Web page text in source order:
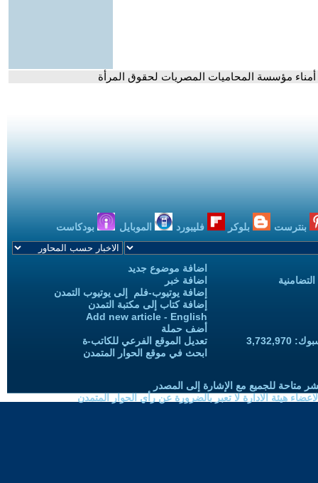
مؤسسة المحاميات المصريات لحقوق المرأة
بنترست بلوكر فليبورد الموبايل بودكاست
اضافة موضوع جديد
اضافة خبر
إضافة يوتيوب-فلم إلى يوتيوب التمدن
إضافة كتاب إلى مكتبة التمدن
Add new article - English
أضف حملة
تعديل الموقع الفرعي للكاتب-ة
ابحث في موقع الحوار المتمدن
متاحة للجميع مع الإشارة إلى المصدر
هيئة الادارة لا تعبر بالضرورة عن رأي الحوار المتمدن